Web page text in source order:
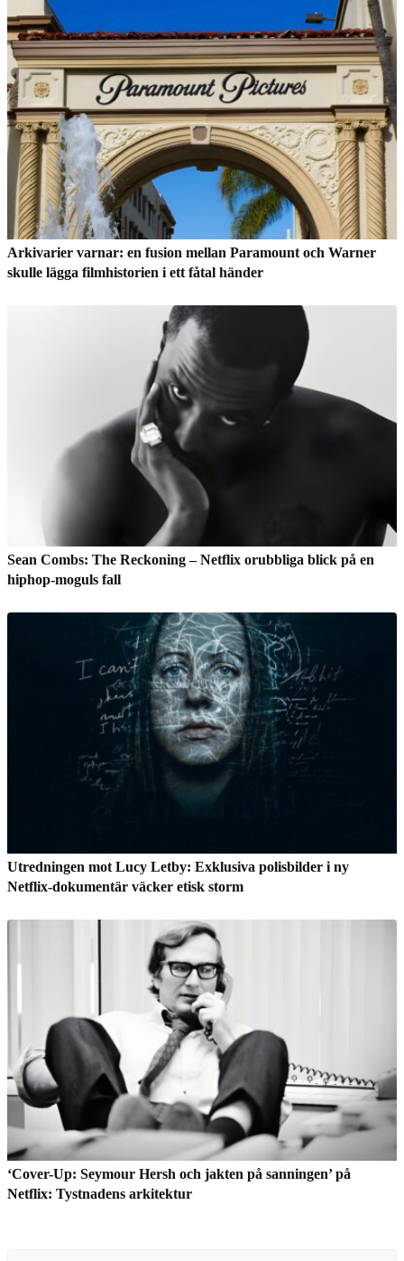
Arkivarier varnar: en fusion mellan Paramount och Warner
skulle lägga filmhistorien i ett fåtal händer
Sean Combs: The Reckoning – Netflix orubbliga blick på en
hiphop-moguls fall
Utredningen mot Lucy Letby: Exklusiva polisbilder i ny
Netflix-dokumentär väcker etisk storm
‘Cover-Up: Seymour Hersh och jakten på sanningen’ på
Netflix: Tystnadens arkitektur